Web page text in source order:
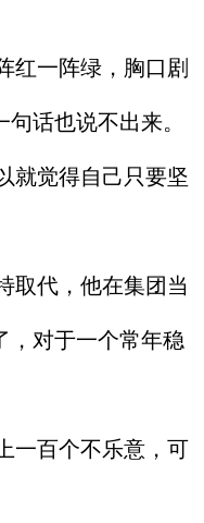
一阵绿，胸口剧
话也说不出来。
就觉得自己只要坚
代，他在集团当
，对于一个常年稳
一百个不乐意，可